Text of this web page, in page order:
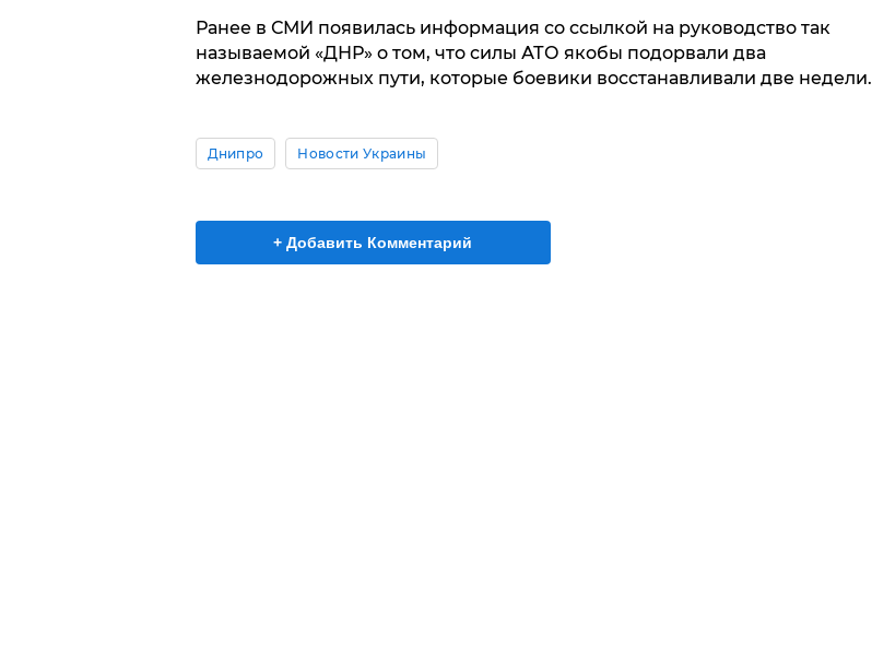
Ранее в СМИ появилась информация со ссылкой на руководство так
называемой «ДНР» о том, что силы АТО якобы подорвали два
железнодорожных пути, которые боевики восстанавливали две недели.
Днипро Новости Украины
+ Добавить Комментарий